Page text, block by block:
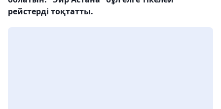
рейстерді тоқтатты.